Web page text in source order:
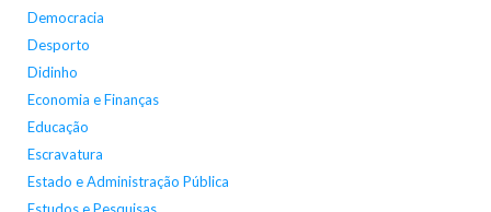
Democracia
Desporto
Didinho
Economia e Finanças
Educação
Escravatura
Estado e Administração Pública
Estudos e Pesquisas